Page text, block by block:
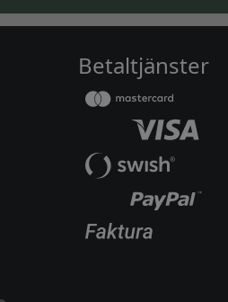
Betaltjänster